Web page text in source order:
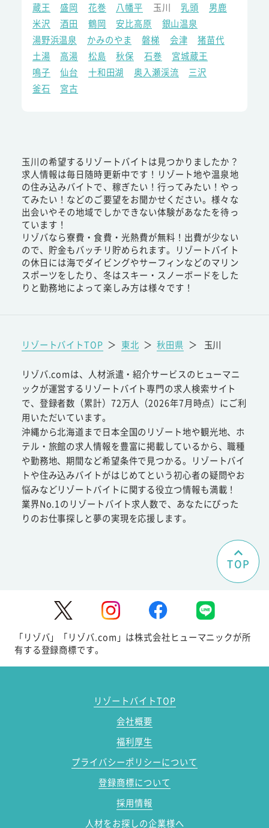
蔵王
盛岡 花巻 八幡平 玉川 乳頭
男鹿
米沢
酒田 鶴岡 安比高原
銀山温泉
湯野浜温泉
かみのやま 磐梯 会津
猪苗代
土湯
高湯 松島 秋保 石巻
宮城蔵王
鳴子
仙台 十和田湖 奥入瀬渓流
三沢
釜石
宮古
玉川の希望するリゾートバイトは見つかりましたか？
求人情報は毎日随時更新中です！リゾート地や温泉地
の住み込みバイトで、稼ぎたい！行ってみたい！やっ
てみたい！などのご要望をお聞かせください。様々な
出会いやその地域でしかできない体験があなたを待っ
ています！
リゾバなら寮費・食費・光熱費が無料！出費が少ない
ので、貯金もバッチリ貯められます。リゾートバイト
の休日には海でダイビングやサーフィンなどのマリン
スポーツをしたり、冬はスキー・スノーボードをした
りと勤務地によって楽しみ方は様々です！
リゾートバイトTOP ＞ 東北 ＞ 秋田県 ＞ 玉川
リゾバ.comは、人材派遣・紹介サービスのヒューマニ
ックが運営するリゾートバイト専門の求人検索サイト
で、登録者数（累計）72万人（2026年7月時点）にご利
用いただいています。
沖縄から北海道まで日本全国のリゾート地や観光地、ホ
テル・旅館の求人情報を豊富に掲載しているから、職種
や勤務地、期間など希望条件で見つかる。リゾートバイ
トや住み込みバイトがはじめてという初心者の疑問やお
悩みなどリゾートバイトに関する役立つ情報も満載！
業界No.1のリゾートバイト求人数で、あなたにぴった
りのお仕事探しと夢の実現を応援します。
TOP
「リゾバ」「リゾバ.com」は株式会社ヒューマニックが所
有する登録商標です。
リゾートバイトTOP
会社概要
福利厚生
プライバシーポリシーについて
登録商標について
採用情報
人材をお探しの企業様へ